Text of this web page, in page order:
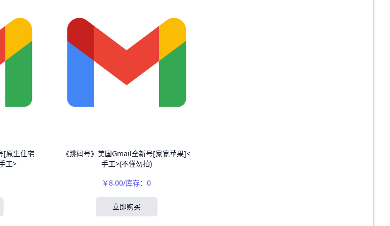
[原生住宅
工>
《跳码号》美国Gmail全新号[家宽苹果]<
手工>(不懂勿拍)
￥8.00/库存：0
立即购买